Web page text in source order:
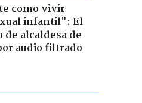
como vivir
infantil": El
de alcaldesa de
audio filtrado